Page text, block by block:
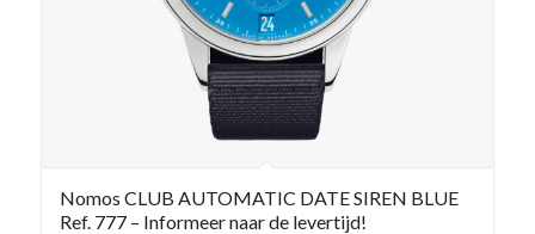
Nomos CLUB AUTOMATIC DATE SIREN BLUE
Ref. 777 – Informeer naar de levertijd!